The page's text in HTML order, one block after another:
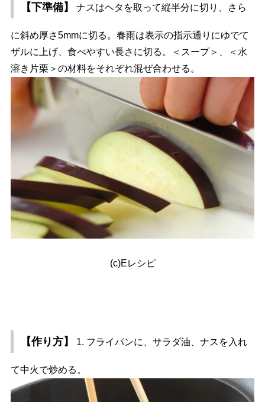
【下準備】 ナスはヘタを取って縦半分に切り、さら
に斜め厚さ5mmに切る。春雨は表示の指示通りにゆでて
ザルに上げ、食べやすい長さに切る。＜スープ＞、＜水
溶き片栗＞の材料をそれぞれ混ぜ合わせる。
(c)Eレシピ
【作り方】 1. フライパンに、サラダ油、ナスを入れ
て中火で炒める。